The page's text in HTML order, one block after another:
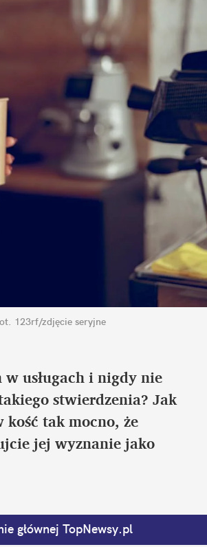
123rf/zdjęcie seryjne
usługach i nigdy nie
stwierdzenia? Jak
tak mocno, że
jej wyznanie jako
głównej TopNewsy.pl